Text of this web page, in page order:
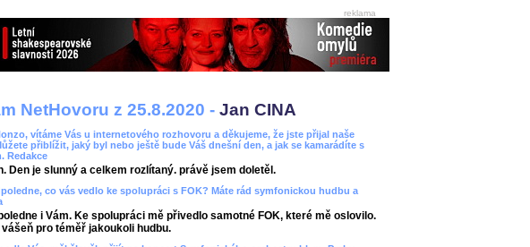
reklama
NetHovoru z 25.8.2020 - Jan CINA
vítáme Vás u internetového rozhovoru a děkujeme, že jste přijal naše
přiblížit, jaký byl nebo ještě bude Váš dnešní den, a jak se kamarádíte s
Redakce
Den je slunný a celkem rozlítaný. právě jsem doletěl.
co vás vedlo ke spolupráci s FOK? Máte rád symfonickou hudbu a
i Vám. Ke spolupráci mě přivedlo samotné FOK, které mě oslovilo.
pro téměř jakoukoli hudbu.